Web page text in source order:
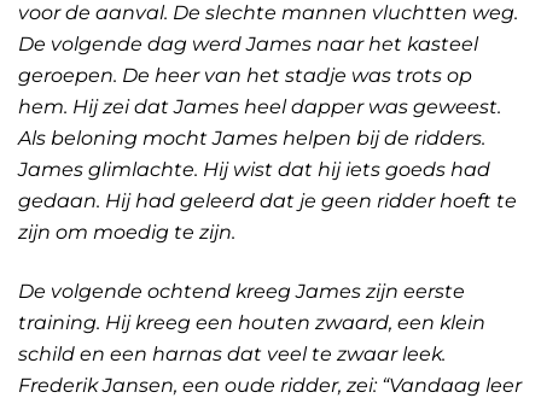
voor de aanval. De slechte mannen vluchtten weg.
De volgende dag werd James naar het kasteel
geroepen. De heer van het stadje was trots op
hem. Hij zei dat James heel dapper was geweest.
Als beloning mocht James helpen bij de ridders.
James glimlachte. Hij wist dat hij iets goeds had
gedaan. Hij had geleerd dat je geen ridder hoeft te
zijn om moedig te zijn.
De volgende ochtend kreeg James zijn eerste
training. Hij kreeg een houten zwaard, een klein
schild en een harnas dat veel te zwaar leek.
Frederik Jansen, een oude ridder, zei: “Vandaag leer